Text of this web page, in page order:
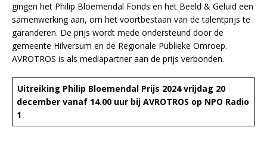
gingen het Philip Bloemendal Fonds en het Beeld & Geluid een
samenwerking aan, om het voortbestaan van de talentprijs te
garanderen. De prijs wordt mede ondersteund door de
gemeente Hilversum en de Regionale Publieke Omroep.
AVROTROS is als mediapartner aan de prijs verbonden.
Uitreiking Philip Bloemendal Prijs 2024 vrijdag 20
december vanaf 14.00 uur bij AVROTROS op NPO Radio
1